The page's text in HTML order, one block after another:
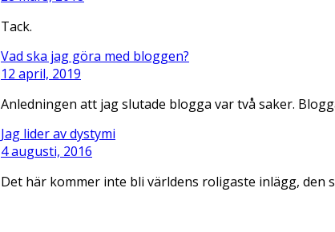
Tack.
Vad ska jag göra med bloggen?
12 april, 2019
Anledningen att jag slutade blogga var två saker.
Jag lider av dystymi
4 augusti, 2016
Det här kommer inte bli världens roligaste inlägg, den